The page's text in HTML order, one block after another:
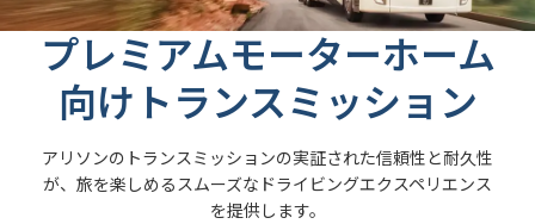
プレミアムモーターホーム
向けトランスミッション
アリソンのトランスミッションの実証された信頼性と耐久性
が、旅を楽しめるスムーズなドライビングエクスペリエンス
を提供します。